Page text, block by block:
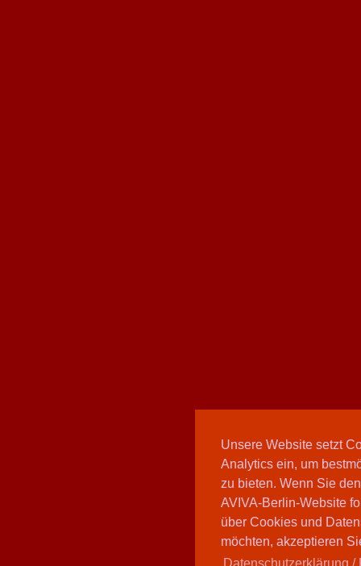
Unsere Website setzt
Analytics ein, um
zu bieten. Wenn Sie
AVIVA-Berlin-Website
über Cookies und
möchten, akzeptieren